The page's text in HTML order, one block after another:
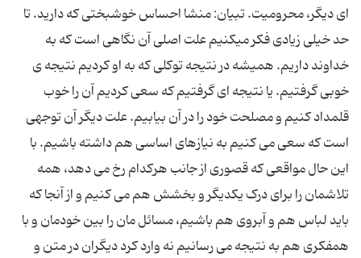
ای دیگر، محرومیت. تبیان: منشا احساس خوشبختی که دارید. تا
حد خیلی زیادی فکر میکنیم علت اصلی آن نگاهی است که به
خداوند داریم. همیشه در نتیجه توکلی که به او کردیم نتیجه ی
خوبی گرفتیم. یا نتیجه ای گرفتیم که سعی کردیم آن را خوب
قلمداد کنیم و مصلحت خود را در آن بیابیم. علت دیگر آن توجهی
است که سعی می کنیم به نیازهای اساسی هم داشته باشیم. با
این حال مواقعی که قصوری از جانب هرکدام رخ می دهد، همه
تلاشمان را برای درک یکدیگر و بخشش هم می کنیم و از آنجا که
باید لباس هم و آبروی هم باشیم، مسائل مان را بین خودمان و با
همفکری هم به نتیجه می رسانیم نه وارد کرد دیگران در متن و